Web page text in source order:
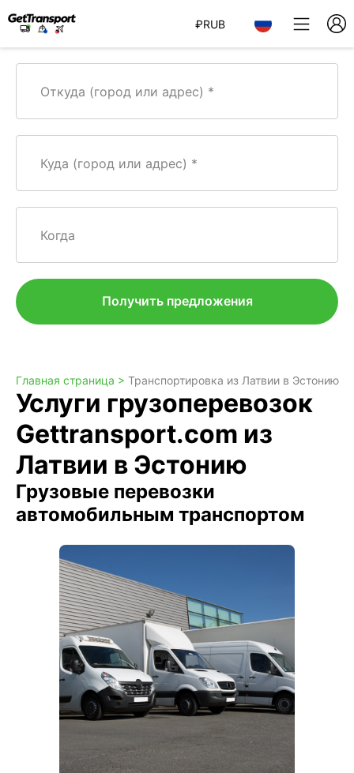
₽RUB
Откуда (город или адрес)
Куда (город или адрес)
Когда
Получить предложения
Главная страница > Транспортировка из Латвии в Эстонию
Услуги грузоперевозок
Gettransport.com из
Латвии в Эстонию
Грузовые перевозки
автомобильным транспортом